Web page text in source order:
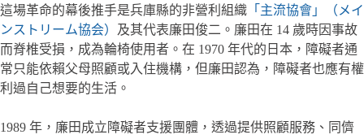
這場革命的幕後推手是兵庫縣的非營利組織 「主流協會」（メイ
ンストリーム協会）
及其代表廉田俊二。廉田在 14 歲時因事故
而脊椎受損，成為輪椅使用者。在 1970 年代的日本，障礙者通
常只能依賴父母照顧或入住機構，但廉田認為，障礙者也應有權
利過自己想要的生活。
1989 年，廉田成立障礙者支援團體，透過提供照顧服務、同儕